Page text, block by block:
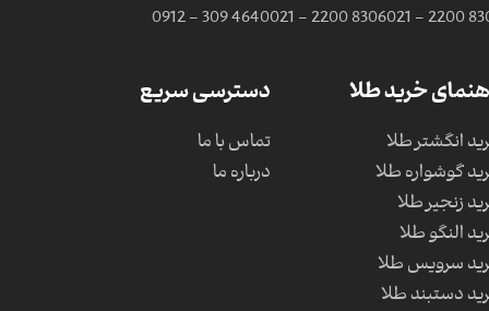
021 - 2200
021 - 2200 8306
0912 - 309 4640
خرید طلا
انگشتر طلا
گوشواره طلا
زنجیر طلا
النگو طلا
سرویس طلا
دستبند طلا
دسترسی سریع
تماس با ما
درباره ما